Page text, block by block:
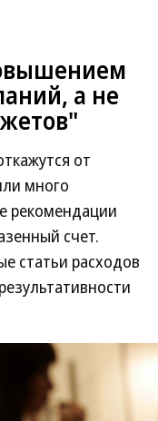
а не
от
много
рекомендации
счет.
статьи расходов